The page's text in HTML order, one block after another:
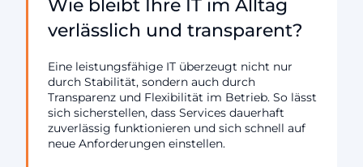
Wie bleibt Ihre IT im Alltag
verlässlich und transparent?
Eine leistungsfähige IT überzeugt nicht nur
durch Stabilität, sondern auch durch
Transparenz und Flexibilität im Betrieb. So lässt
sich sicherstellen, dass Services dauerhaft
zuverlässig funktionieren und sich schnell auf
neue Anforderungen einstellen.